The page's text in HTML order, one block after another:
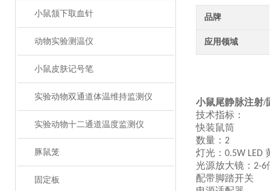
小鼠颔下取血针
动物实验测温仪
小鼠皮肤记号笔
实验动物双通道体温维持监测仪
实验动物十二通道温度监测仪
豚鼠笼
固定板
品牌
应用领域
小鼠尾静脉注射/
技术指标：
快装鼠筒
数量： 2
灯光： 0.5W LED
光源放大镜： 2-6
配带脚踏开关